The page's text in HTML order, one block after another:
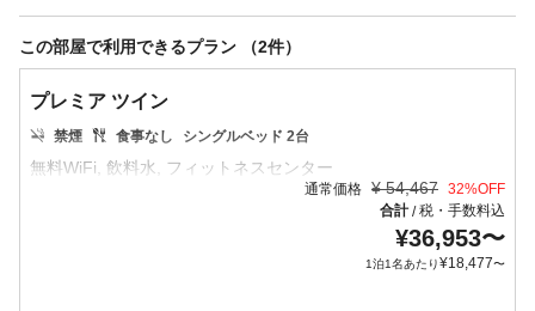
この部屋で利用できるプラン （2件）
プレミア ツイン
禁煙 食事なし シングルベッド 2台
通常価格 ¥ 54,467 32%OFF
合計/税・手数料込
¥36,953〜
1泊1名あたり¥18,477〜